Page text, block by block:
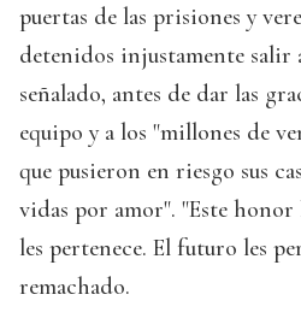
puertas de las prisiones y
detenidos injustamente salir
señalado, antes de dar las
equipo y a los "millones de
que pusieron en riesgo sus
vidas por amor". "Este honor
les pertenece. El futuro les
remachado.